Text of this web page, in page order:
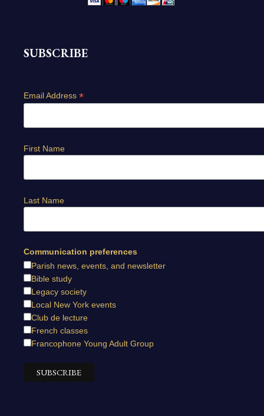
SUBSCRIBE
Email Address *
First Name
Last Name
Communication preferences
Parish news, events, and newsletter
Bible study
Legacy society
Local New York events
Club de lecture
French classes
Francophone Young Adult Group